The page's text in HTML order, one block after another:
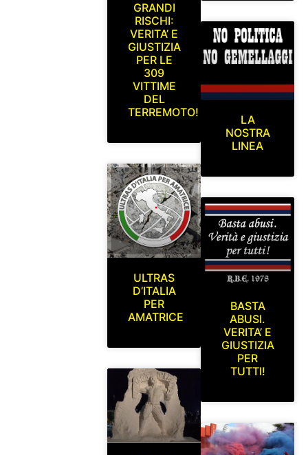
GRANDI
RISCHI:
VERITA’ E
GIUSTIZIA
PER LE
309
VITTIME
DEL
TERREMOTO!
ULTRAS
D’ITALIA
PER
AMATRICE
LA
NOSTRA
LINEA
BASTA
ABUSI.
VERITA’ E
GIUSTIZIA
PER
TUTTI!